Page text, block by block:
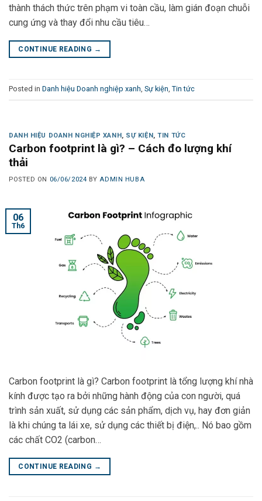
thành thách thức trên phạm vi toàn cầu, làm gián đoạn chuỗi
cung ứng và thay đổi nhu cầu tiêu…
CONTINUE READING →
Posted in Danh hiệu Doanh nghiệp xanh Sự kiện Tin tức
DANH HIỆU DOANH NGHIỆP XANH, SỰ KIỆN,TIN TỨC
Carbon footprint là gì? – Cách đo lượng khí
thải
POSTED ON 06/06/2024 BYADMIN HUBA
06
Th6
Carbon footprint là gì? Carbon footprint là tổng lượng khí nhà
kính được tạo ra bởi những hành động của con người, quá
trình sản xuất, sử dụng các sản phẩm, dịch vụ, hay đơn giản
là khi chúng ta lái xe, sử dụng các thiết bị điện,.. Nó bao gồm
các chất CO2 (carbon…
CONTINUE READING →